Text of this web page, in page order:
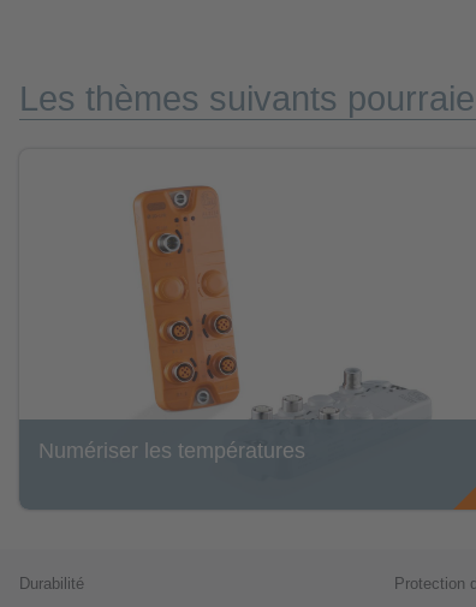
Les thèmes suivants
Numériser les températures
Durabilité Protection